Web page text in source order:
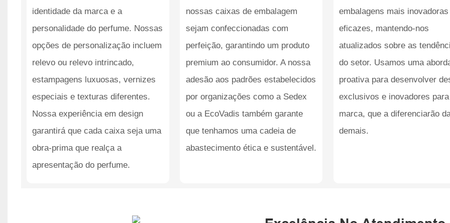
identidade da marca e a
personalidade do perfume. Nossas
opções de personalização incluem
relevo ou relevo intrincado,
estampagens luxuosas, vernizes
especiais e texturas diferentes.
Nossa experiência em design
garantirá que cada caixa seja uma
obra-prima que realça a
apresentação do perfume.
nossas caixas de embalagem
sejam confeccionadas com
perfeição, garantindo um produto
premium ao consumidor. A nossa
adesão aos padrões estabelecidos
por organizações como a Sedex
ou a EcoVadis também garante
que tenhamos uma cadeia de
abastecimento ética e sustentável.
embalagens mais
eficazes, mantendo-nos
atualizados sobre as
do setor. Usamos uma
proativa para desenvolver
exclusivos e inovadores
marca, que a diferenciarão
demais.